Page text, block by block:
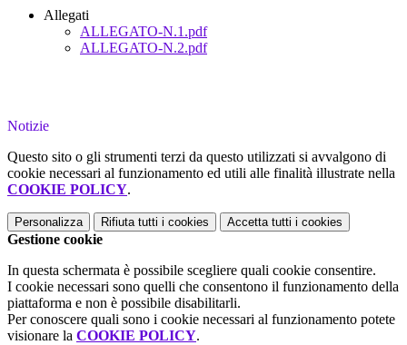
Allegati
ALLEGATO-N.1.pdf
ALLEGATO-N.2.pdf
Notizie
Questo sito o gli strumenti terzi da questo utilizzati si avvalgono di
cookie necessari al funzionamento ed utili alle finalità illustrate nella
COOKIE POLICY.
Personalizza Rifiuta tutti i cookies Accetta tutti i cookies
Gestione cookie
In questa schermata è possibile scegliere quali cookie consentire.
I cookie necessari sono quelli che consentono il funzionamento della
piattaforma e non è possibile disabilitarli.
Per conoscere quali sono i cookie necessari al funzionamento potete
visionare la COOKIE POLICY.